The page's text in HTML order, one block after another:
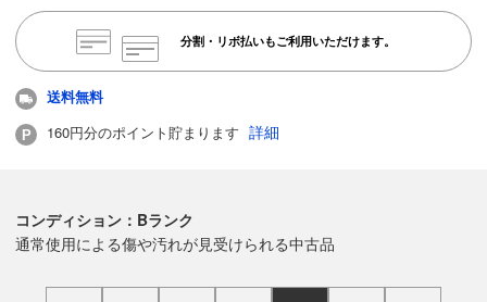
分割・リボ払いもご利用いただけます。
送料無料
160円分のポイント貯まります 詳細
コンディション：Bランク
通常使用による傷や汚れが見受けられる中古品